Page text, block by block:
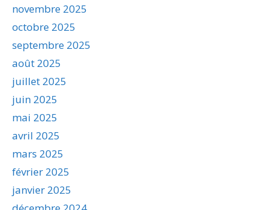
novembre 2025
octobre 2025
septembre 2025
août 2025
juillet 2025
juin 2025
mai 2025
avril 2025
mars 2025
février 2025
janvier 2025